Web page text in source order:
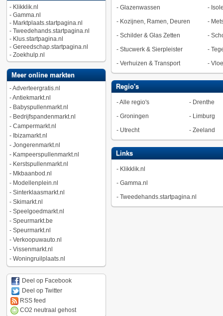
- Klikklik.nl
- Gamma.nl
- Marktplaats.startpagina.nl
- Tweedehands.startpagina.nl
- Klus.startpagina.nl
- Gereedschap.startpagina.nl
- Zoekhulp.nl
Meer online markten
-Adverteergratis.nl
-Antiekmarkt.nl
- Babyspullenmarkt.nl
- Bedrijfspandenmarkt.nl
- Campermarkt.nl
- Ibizamarkt.nl
- Jongerenmarkt.nl
- Kampeerspullenmarkt.nl
- Kerstspullenmarkt.nl
- Mkbaanbod.nl
- Modellenplein.nl
- Sinterklaasmarkt.nl
- Skimarkt.nl
- Speelgoedmarkt.nl
- Speurmarkt.be
- Speurmarkt.nl
- Verkoopuwauto.nl
- Vissenmarkt.nl
- Woningruilplaats.nl
Deel op Facebook
Deel op Twitter
RSS feed
CO2 neutraal gehost
- Glazenwassen -
- Kozijnen, Ramen, Deuren -
- Schilder & Glas Zetten -
- Stucwerk & Sierpleister -
- Verhuizen & Transport -
Regio's
-Alle regio's - Drenthe
- Groningen - Limburg
- Utrecht - Zeeland
Links
- Klikklik.nl
- Gamma.nl
- Tweedehands.startpagina.nl